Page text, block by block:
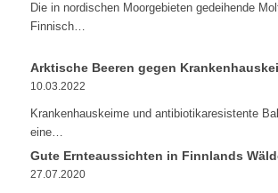
Die in nordischen Moorgebieten gedeihende
Finnisch…
Arktische Beeren gegen
10.03.2022
Krankenhauskeime und antibiotikaresistente
eine…
Gute Ernteaussichten in Finnlands
27.07.2020